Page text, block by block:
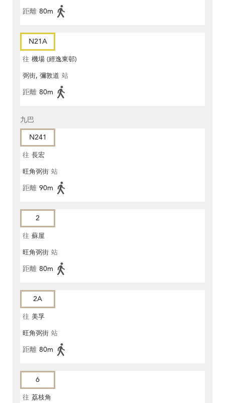
距離 80m
N21A
往 機場 (經逸東邨)
弼街, 彌敦道 站
距離 80m
九巴
N241
往 長宏
旺角弼街 站
距離 90m
2
往 蘇屋
旺角弼街 站
距離 80m
2A
往 美孚
旺角弼街 站
距離 80m
6
往 荔枝角